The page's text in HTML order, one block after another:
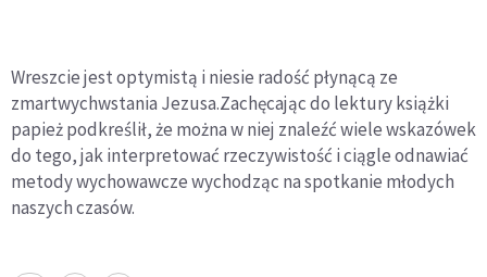
Wreszcie jest optymistą i niesie radość płynącą ze
zmartwychwstania Jezusa.Zachęcając do lektury książki
papież podkreślił, że można w niej znaleźć wiele wskazówek
do tego, jak interpretować rzeczywistość i ciągle odnawiać
metody wychowawcze wychodząc na spotkanie młodych
naszych czasów.